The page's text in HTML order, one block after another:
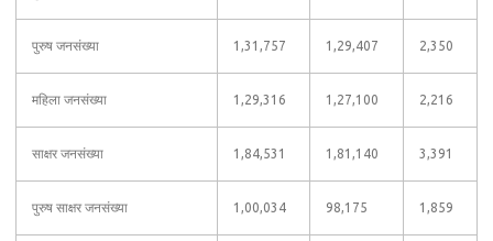
पुरुष जनसंख्या 1,31,757 1,29,407 2,350
महिला जनसंख्या 1,29,316 1,27,100 2,216
साक्षर जनसंख्या 1,84,531 1,81,140 3,391
पुरुष साक्षर जनसंख्या 1,00,034 98,175 1,859